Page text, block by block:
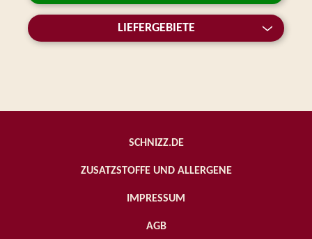
LIEFERGEBIETE
SCHNIZZ.DE
ZUSATZSTOFFE UND ALLERGENE
IMPRESSUM
AGB